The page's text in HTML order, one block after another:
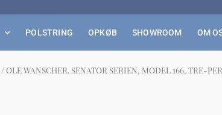
POLSTRING OPKØB SHOWROOM OM
/ OLE WANSCHER. SENATOR SERIEN, MODEL 166, TRE-